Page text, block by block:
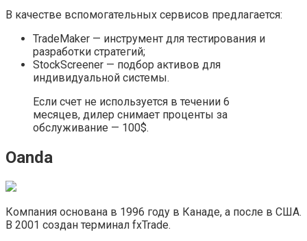
В качестве вспомогательных сервисов предлагается:
TradeMaker — инструмент для тестирования и
разработки стратегий;
StockScreener — подбор активов для
индивидуальной системы.
Если счет не используется в течении 6
месяцев, дилер снимает проценты за
обслуживание — 100$.
Oanda
Компания основана в 1996 году в Канаде, а после в США.
В 2001 создан терминал fxTrade.